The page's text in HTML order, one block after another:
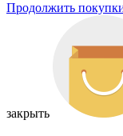
Продолжить
закрыть